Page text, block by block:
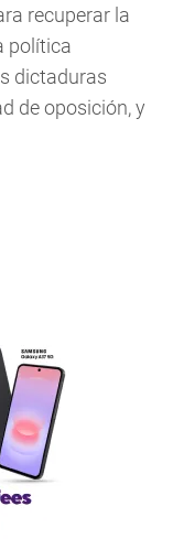
recuperar la
política
dictaduras
de oposición, y